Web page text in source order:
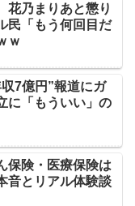
花乃まりあと懲り
民「もう何回目だ
ｗ
収7億円”報道にガ
に「もういい」の
保険・医療保険は
音とリアル体験談